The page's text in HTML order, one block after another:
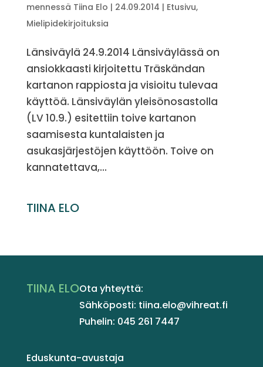
mennessä Tiina Elo | 24.09.2014 | Etusivu,
Mielipidekirjoituksia
Länsiväylä 24.9.2014 Länsiväylässä on
ansiokkaasti kirjoitettu Träskändan
kartanon rappiosta ja visioitu tulevaa
käyttöä. Länsiväylän yleisönosastolla
(LV 10.9.) esitettiin toive kartanon
saamisesta kuntalaisten ja
asukasjärjestöjen käyttöön. Toive on
kannatettava,...
TIINA ELO
TIINA ELOOta yhteyttä:
Sähköposti: tiina.elo@vihreat.fi
Puhelin: 045 261 7447
Eduskunta-avustaja